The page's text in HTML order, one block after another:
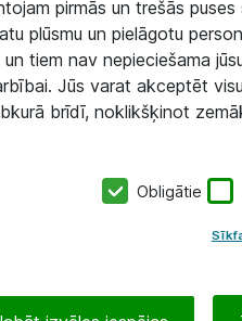
pirmās un trešās
plūsmu un pielāgotu
tiem nav nepieciešama
Jūs varat akceptēt
brīdī, noklikšķinot
Obligātie